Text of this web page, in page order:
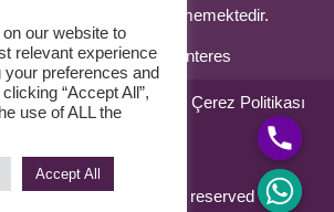
küçük çocuklar kabul edilmemektedir.
Kullanım Sözleşmesi
Çerez Politikası
Residences. All rights reserved
our website to
relevant experience
preferences and
“Accept All”,
use of ALL the
Accept All